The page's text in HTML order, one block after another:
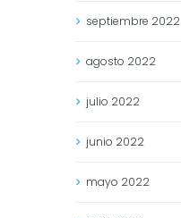
septiembre 2022
agosto 2022
julio 2022
junio 2022
mayo 2022